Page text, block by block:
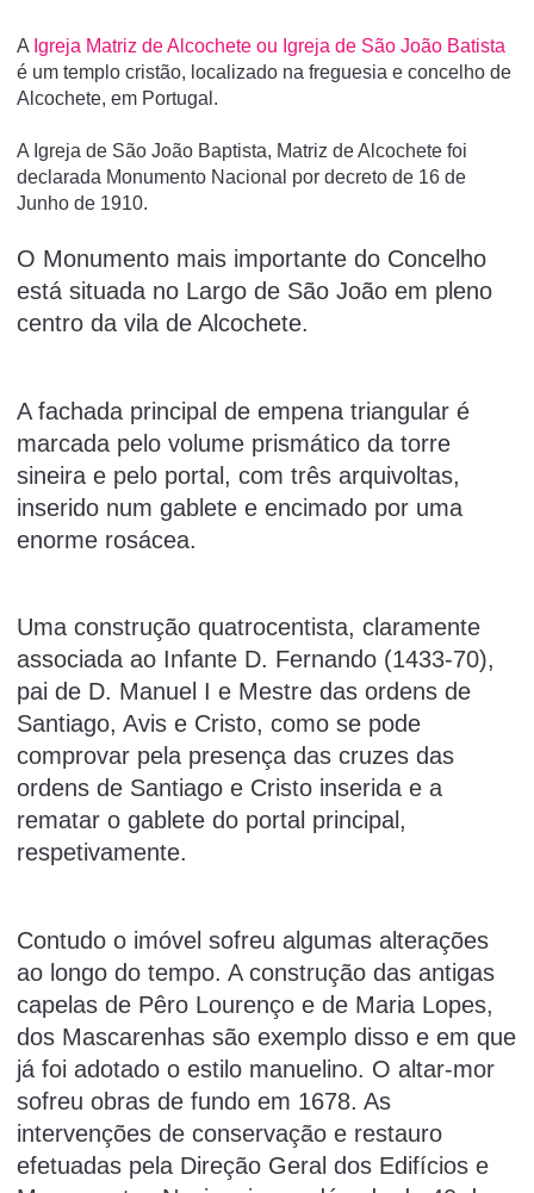
A Igreja Matriz de Alcochete ou Igreja de São João Batista
é um templo cristão, localizado na freguesia e concelho de
Alcochete, em Portugal.
A Igreja de São João Baptista, Matriz de Alcochete foi
declarada Monumento Nacional por decreto de 16 de
Junho de 1910.
O Monumento mais importante do Concelho
está situada no Largo de São João em pleno
centro da vila de Alcochete.
A fachada principal de empena triangular é
marcada pelo volume prismático da torre
sineira e pelo portal, com três arquivoltas,
inserido num gablete e encimado por uma
enorme rosácea.
Uma construção quatrocentista, claramente
associada ao Infante D. Fernando (1433-70),
pai de D. Manuel I e Mestre das ordens de
Santiago, Avis e Cristo, como se pode
comprovar pela presença das cruzes das
ordens de Santiago e Cristo inserida e a
rematar o gablete do portal principal,
respetivamente.
Contudo o imóvel sofreu algumas alterações
ao longo do tempo. A construção das antigas
capelas de Pêro Lourenço e de Maria Lopes,
dos Mascarenhas são exemplo disso e em que
já foi adotado o estilo manuelino. O altar-mor
sofreu obras de fundo em 1678. As
intervenções de conservação e restauro
efetuadas pela Direção Geral dos Edifícios e